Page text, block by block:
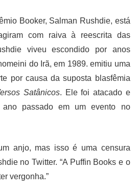
Booker, Salman Rushdie, está
com raiva à reescrita das
viveu escondido por anos
do Irã, em 1989. emitiu uma
por causa da suposta blasfêmia
Satânicos. Ele foi atacado e
ano passado em um evento no
anjo, mas isso é uma censura
no Twitter. “A Puffin Books e o
vergonha.”